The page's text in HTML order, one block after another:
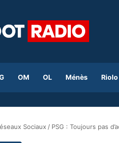
OM OL Ménès Riolo
Sociaux / PSG : Toujours pas